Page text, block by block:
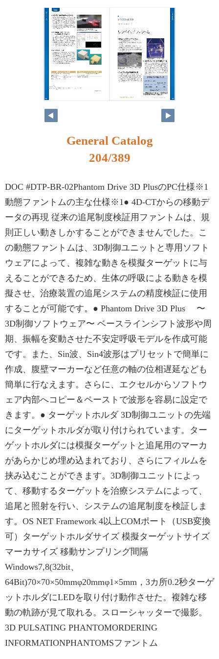
188 189
General Catalog
204/389
DOC #DTP-BR-02Phantom Drive 3D PlusのPC仕様※1
動態ファントムの主な仕様※1● 4D-CTからの移動デ
ータの再現 従来の追尾制度検証用ファントムは、規
則正しい動きしかすることができませんでした。こ
の動態ファントムは、3D制御ユニットと専用ソフト
ウェアによって、複雑な動きを模擬ターゲットに与
えることができるため、生体の呼吸による動きを模
擬させ、治療装置の追尾システムの精度検証に使用
することが可能です。● Phantom Drive 3D Plus 〜
3D制御ソフトウェア〜 ベースラインシフト波形や周
期、振幅を変動させた不安定呼吸モデルを作成可能
です。また、Sin波、Sin4波形はプリセットで簡単に
作成、腹壁マーカーなど任意の軸の位相遅延なども
簡単に行なえます。さらに、エクセルからソフトウ
ェア内部へコピー＆ペーストで波形を容易に設定で
きます。● ターゲットホルダ 3D制御ユニットの先端
にターゲットホルダが取り付けられています。ター
ゲットホルダには模擬ターゲットと追尾用のマーカ
があらかじめ埋め込まれており、さらにフィルムを
挟み込むことができます。3D制御ユニットによっ
て、移動するターゲットを治療システムによって、
追尾と照射を行い、システムの追尾制度を検証しま
す。OS NET Framework 4以上COMポート（USB変換
可）ターゲットホルダサイズ 模擬ターゲットサイズ
マーカサイズ 移動サンプリング間隔
Windows7,8(32bit、
64Bit)70×70×50mmφ20mmφ1×5mm，3カ所0.2秒ターゲ
ットホルダにLEDを取り付け動作させた。複雑な移
動の軌跡が見て取れる。スローシャッターで撮影。
3D PULSATING PHANTOMORDERING
INFORMATIONPHANTOMSファントム